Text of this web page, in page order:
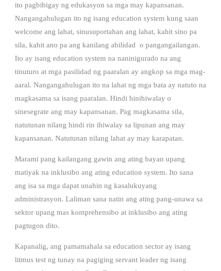
ito pagbibigay ng edukasyon sa mga may kapansanan.
Nangangahulugan ito ng isang education system kung saan
welcome ang lahat, sinusuportahan ang lahat, kahit sino pa
sila, kahit ano pa ang kanilang abilidad o pangangailangan.
Ito ay isang education system na naninigurado na ang
tinuturo at mga pasilidad ng paaralan ay angkop sa mga mag-
aaral. Nangangahulugan ito na lahat ng mga bata ay natuto na
magkasama sa isang paaralan. Hindi hinihiwalay o
sinesegrate ang may kapansanan. Pag magkasama sila,
natutunan nilang hindi rin ihiwalay sa lipunan ang may
kapansanan. Natutunan nilang lahat ay may karapatan.
Marami pang kailangang gawin ang ating bayan upang
matiyak na inklusibo ang ating education system. Ito sana
ang isa sa mga dapat unahin ng kasalukuyang
administrasyon. Laliman sana natin ang ating pang-unawa sa
sektor upang mas komprehensibo at inklusibo ang ating
pagtugon dito.
Kapanalig, ang pamamahala sa education sector ay isang
litmus test ng tunay na pagiging servant leader ng isang